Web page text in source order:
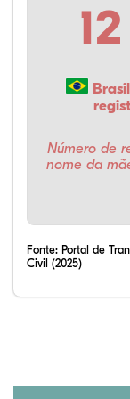
Número de
nome da
Fonte: Portal de
Civil (2025)